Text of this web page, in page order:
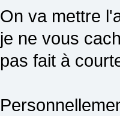
On va mettre
je ne vous
pas fait à